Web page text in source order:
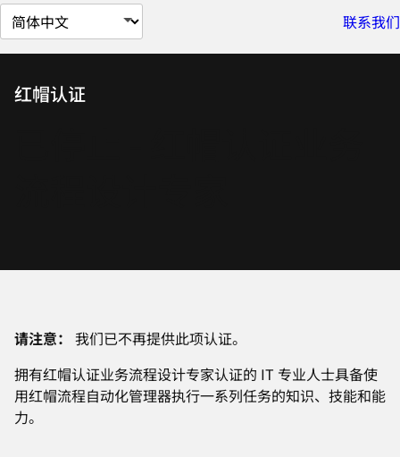
切
换
面
联系我们
红帽认证
请注意： 我们已不再提供此项认证。
拥有红帽认证业务流程设计专家认证的 IT 专业人士具备使
用红帽流程自动化管理器执行一系列任务的知识、技能和能
力。